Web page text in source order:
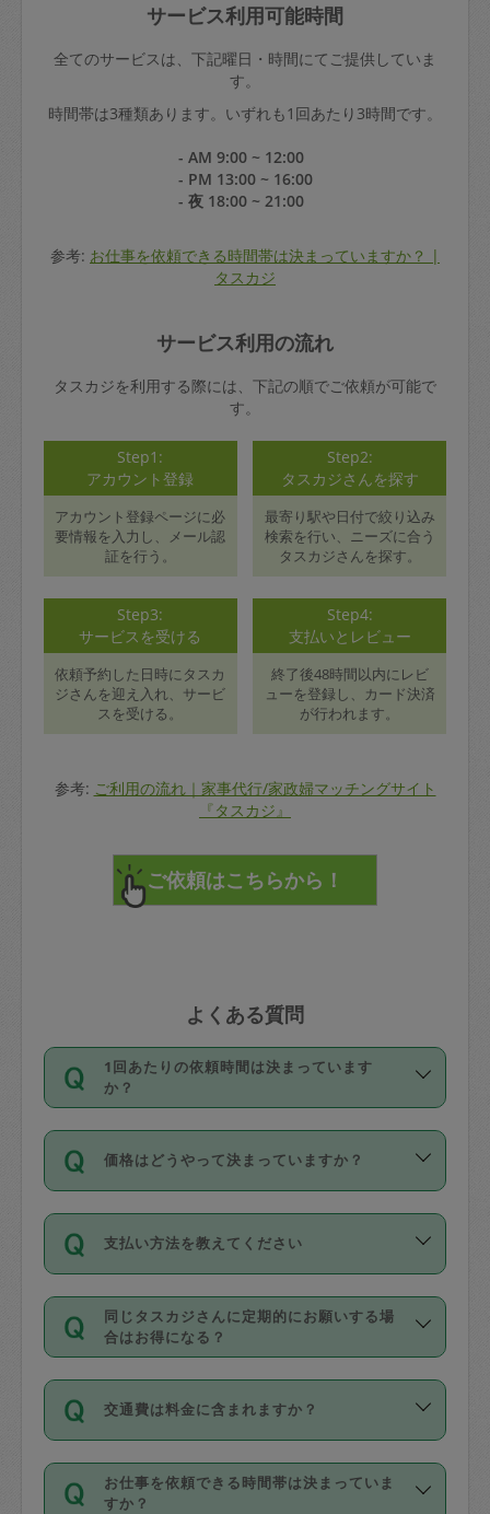
サービス利用可能時間
全てのサービスは、下記曜日・時間にてご提供していま
す。
時間帯は3種類あります。いずれも1回あたり3時間です。
- AM 9:00 ~ 12:00
- PM 13:00 ~ 16:00
- 夜 18:00 ~ 21:00
参考: お仕事を依頼できる時間帯は決まっていますか？ |
タスカジ
サービス利用の流れ
タスカジを利用する際には、下記の順でご依頼が可能で
す。
Step1:
アカウント登録
アカウント登録ページに必
要情報を入力し、メール認
証を行う。
Step2:
タスカジさんを探す
最寄り駅や日付で絞り込み
検索を行い、ニーズに合う
タスカジさんを探す。
Step3:
サービスを受ける
依頼予約した日時にタスカ
ジさんを迎え入れ、サービ
スを受ける。
Step4:
支払いとレビュー
終了後48時間以内にレビ
ューを登録し、カード決済
が行われます。
参考: ご利用の流れ｜家事代行/家政婦マッチングサイト
『タスカジ』
よくある質問
1回あたりの依頼時間は決まっています
か？
依頼1回につき3時間固定です。3時間を
超えて依頼したい場合は、延長機能をご
利用ください。機能をご利用いただくに
の上事前申請することが必要です。な
お、3時間を下回っても、値引き等はござ
いません。
価格はどうやって決まっていますか？
11種類の価格帯の中からタスカジさん自
身が価格を選んで設定しています。
タスカジさんの価格設定には最初は制限
があり、レビュー件数、レビューの平均
値、などで除々に設定可能な最高額が上
がっていく仕組みになっています。
支払い方法を教えてください
お支払方法はクレジットカード（Visa／
Master／JCB／AMERICAN EXPRESS／
Diners Club）のみとなります。
を行う際にご入力ください。プロフィー
ル登録時にはご入力いただかなくても大
丈夫です。
デビットカード・プリペイドカード（Vプ
同じタスカジさんに定期的にお願いする場
合はお得になる？
依頼には「スポット」と「定期（毎週｜
隔週）」があり、「定期」の依頼は「ス
ポット」よりお得な料金でご利用できま
す。
定期の最低利用回数は設けていない代わ
交通費は料金に含まれますか？
交通費は依頼料金とは別途発生し、依頼
料金のご請求と合わせてお支払いとなり
お仕事を依頼できる時間帯は決まっていま
すか？